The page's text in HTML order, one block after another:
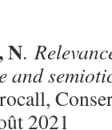
N.
and
2021